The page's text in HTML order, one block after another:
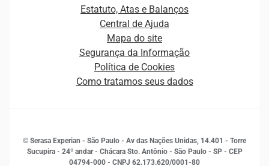
Curso Gratuito de Saúde Financeira
Empreendedorismo
Estudos e Pesquisas
Inovação e Tecnologia
Leis e impostos
Distribuidores e representantes
Estrutura Organizacional
Sala de Imprensa
Estatuto, Atas e Balanços
Central de Ajuda
Mapa do site
Segurança da Informação
Política de Cookies
Como tratamos seus dados
© Serasa Experian - São Paulo - Av das Nações Unidas, 14.401 - Torre
Sucupira - 24º andar - Chácara Sto. Antônio - São Paulo - SP - CEP
04794-000 - CNPJ 62.173.620/0001-80